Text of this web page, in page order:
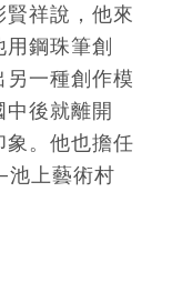
祥說，他來
鋼珠筆創
一種創作模
後就離開
象。他也擔任
池上藝術村